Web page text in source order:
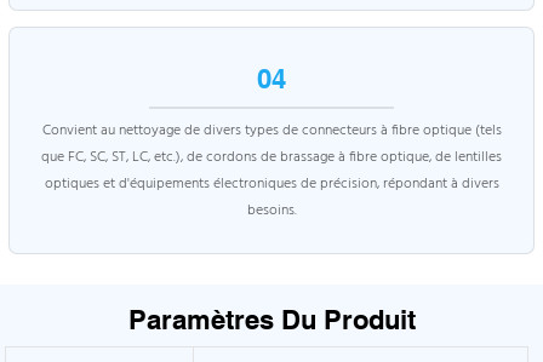
04
Convient au nettoyage de divers types de connecteurs à fibre optique (tels
que FC, SC, ST, LC, etc.), de cordons de brassage à fibre optique, de lentilles
optiques et d'équipements électroniques de précision, répondant à divers
besoins.
Paramètres Du Produit